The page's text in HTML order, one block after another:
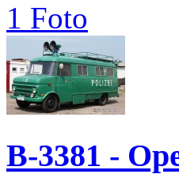
1 Foto
B-3381 -